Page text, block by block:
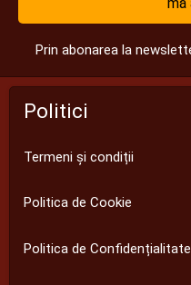
Prin abonarea la
Politici
Termeni și condiții
Politica de Cookie
Politica de Confidențialitate